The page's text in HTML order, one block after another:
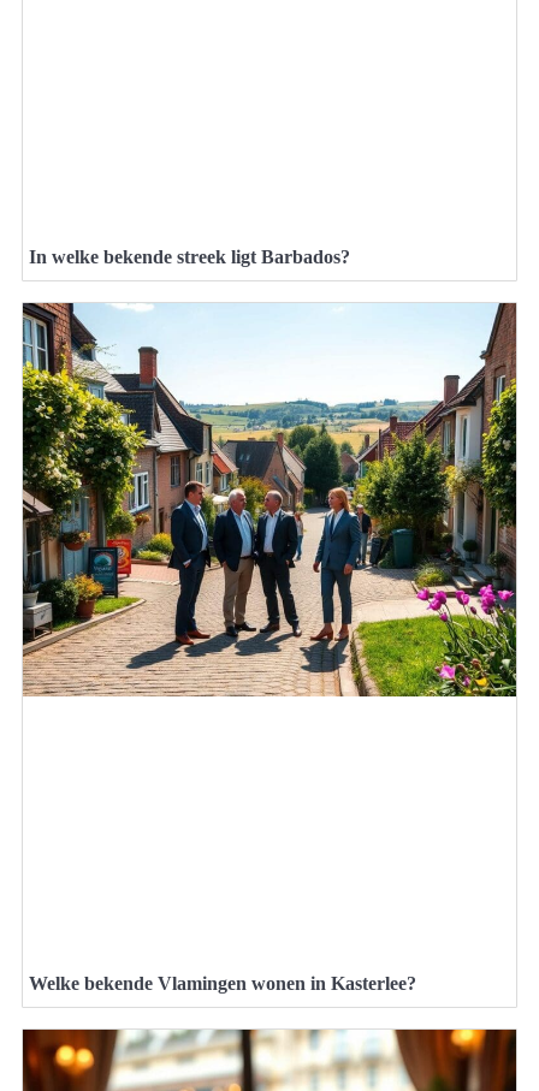
In welke bekende streek ligt Barbados?
Welke bekende Vlamingen wonen in Kasterlee?